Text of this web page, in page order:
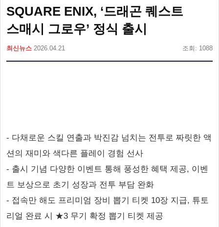
SQUARE ENIX, ‘드래곤 퀘스트
스매시 그로우’ 정식 출시
최신뉴스 2026.04.21 조회: 1088
- 다채로운 스킬 연출과 박진감 넘치는 전투로 짜릿한 액
션의 재미와 색다른 플레이 경험 선사
- 출시 기념 다양한 이벤트 통해 풍성한 혜택 제공, 이벤
트 보상으로 초기 성장과 전투 부담 완화
- 접속만 해도 프리미엄 장비 뽑기 티켓 10장 지급, 튜토
리얼 완료 시 ★3 무기 확정 뽑기 티켓 제공